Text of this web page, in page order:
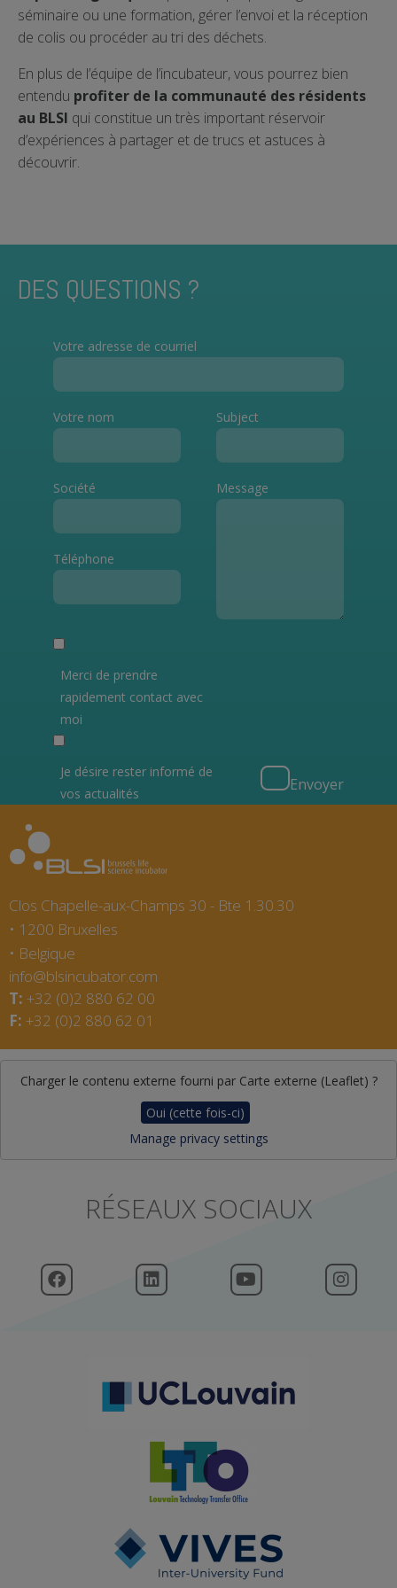
séminaire ou une formation, gérer l’envoi et la réception
de colis ou procéder au tri des déchets.
En plus de l’équipe de l’incubateur, vous pourrez bien
entendu profiter de la communauté des résidents
au BLSI qui constitue un très important réservoir
d’expériences à partager et de trucs et astuces à
découvrir.
DES QUESTIONS ?
Votre adresse de courriel
Votre nom
Société
Téléphone
Subject
Message
Merci de prendre
rapidement contact avec
moi
Je désire rester informé de
vos actualités
Envoyer
Clos Chapelle-aux-Champs 30 - Bte 1.30.30
1200 Bruxelles
Belgique
info@blsincubator.com
+32 (0)2 880 62 00
+32 (0)2 880 62 01
Charger le contenu externe fourni par Carte externe (Leaflet) ?
Oui (cette fois-ci)
Manage privacy settings
RÉSEAUX SOCIAUX